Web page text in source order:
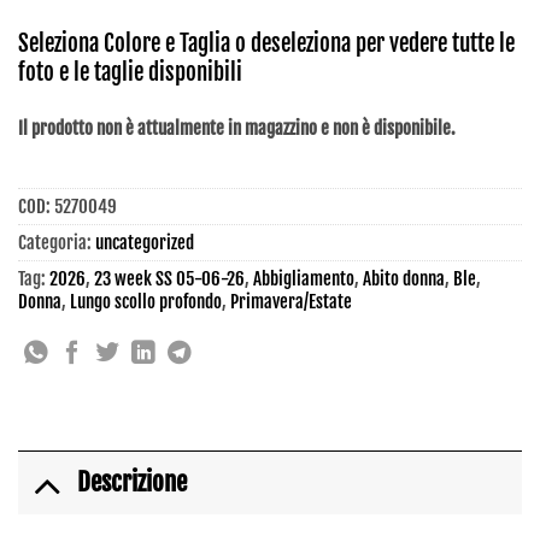
Seleziona Colore e Taglia o deseleziona per vedere tutte le
foto e le taglie disponibili
Il prodotto non è attualmente in magazzino e non è disponibile.
COD: 5270049
Categoria: uncategorized
Tag: 2026, 23 week SS 05-06-26, Abbigliamento, Abito donna, Ble,
Donna, Lungo scollo profondo, Primavera/Estate
Descrizione